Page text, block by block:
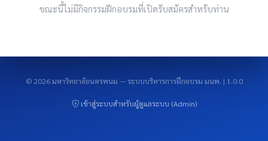
ขณะนี้ไม่มีกิจกรรมฝึกอบรมที่เปิดรับสมัครสำหรับท่าน
© 2026 มหาวิทยาลัยนครพนม — ระบบบริหารการฝึกอบรม มนพ. | 1.0.0
เข้าสู่ระบบสำหรับผู้ดูแลระบบ (Admin)